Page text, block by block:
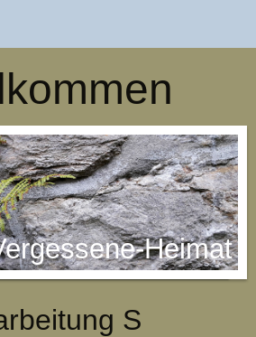
Heimat
S